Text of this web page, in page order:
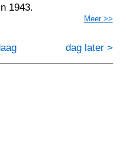
1943.
Meer >>
dag later >